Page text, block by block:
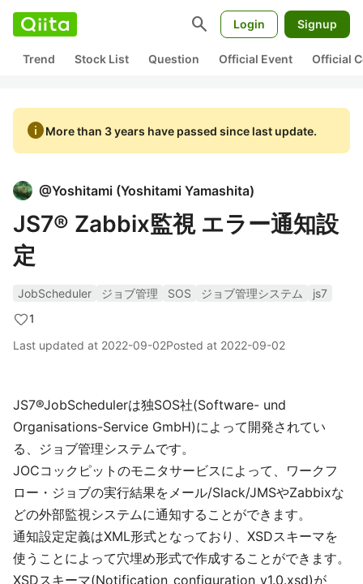
search Login Signup
Trend Stock List Question Official Event Official
infoMore than 3 years have passed since last update.
@Yoshitami (Yoshitami Yamashita)
JS7® Zabbix監視 エラー通知設
定
JobScheduler ジョブ管理 SOS ジョブ管理システム
js7
1
Last updated at 2022-09-02Posted at 2022-09-02
JS7®JobSchedulerは独SOS社(Software- und
Organisations-Service GmbH)によって開発されてい
る、ジョブ管理システムです。
JOCコックピットのモニタサービスによって、ワークフ
ロー・ジョブの実行結果をメール/Slack/JMSやZabbixな
どの外部監視システムに通知することができます。
通知設定定義はXML形式となっており、XSDスキーマを
使うことによって穴埋め形式で作成することができます。
XSDスキーマ(Notification_configuration_v1.0.xsd)が